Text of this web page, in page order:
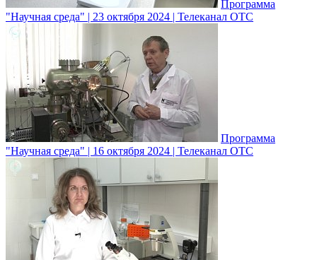
Программа
"Научная среда" | 23 октября 2024 | Телеканал ОТС
Программа
"Научная среда" | 16 октября 2024 | Телеканал ОТС